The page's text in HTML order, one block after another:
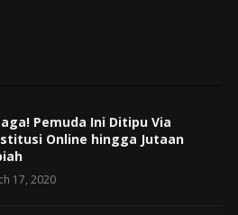
Pemuda Ini Ditipu Via
Online hingga Jutaan
17, 2020